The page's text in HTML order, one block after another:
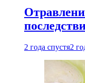
2 года спустя2